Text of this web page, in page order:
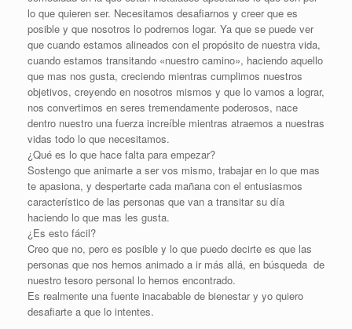
lo que quieren ser. Necesitamos desafiarnos y creer que es
posible y que nosotros lo podremos logar. Ya que se puede ver
que cuando estamos alineados con el propósito de nuestra vida,
cuando estamos transitando «nuestro camino», haciendo aquello
que mas nos gusta, creciendo mientras cumplimos nuestros
objetivos, creyendo en nosotros mismos y que lo vamos a lograr,
nos convertimos en seres tremendamente poderosos, nace
dentro nuestro una fuerza increíble mientras atraemos a nuestras
vidas todo lo que necesitamos.
¿Qué es lo que hace falta para empezar?
Sostengo que animarte a ser vos mismo, trabajar en lo que mas
te apasiona, y despertarte cada mañana con el entusiasmos
característico de las personas que van a transitar su día
haciendo lo que mas les gusta.
¿Es esto fácil?
Creo que no, pero es posible y lo que puedo decirte es que las
personas que nos hemos animado a ir más allá, en búsqueda de
nuestro tesoro personal lo hemos encontrado.
Es realmente una fuente inacabable de bienestar y yo quiero
desafiarte a que lo intentes.